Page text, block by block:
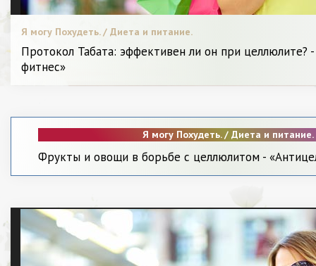
Я могу Похудеть. / Диета и питание.
Протокол Табата: эффективен ли он при целлюлите?
фитнес»
Я могу Похудеть. / Диета и питание.
Фрукты и овощи в борьбе с целлюлитом -